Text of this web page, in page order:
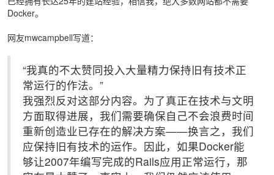
Docker。
网友mwcampbell写道：
“我真的不太赞同投入大量精力保持旧有技术正
常运行的作法。”
我强烈反对这部分内容。为了真正在技术与文明
方面取得进展，我们需要确保自己不会浪费时间
重新创造业已存在的解决方案——换言之，我们
应保持旧有技术的运作。因此，如果Docker能
够让2007年编写完成的Rails应用正常运行，那